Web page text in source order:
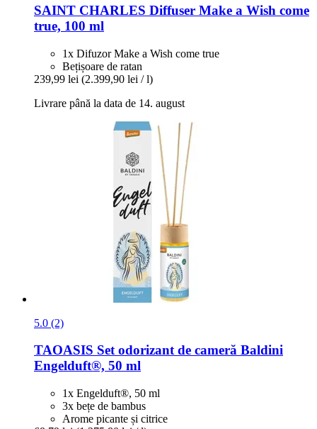
SAINT CHARLES Diffuser Make a Wish come
true, 100 ml
1x Difuzor Make a Wish come true
Bețișoare de ratan
239,99 lei (2.399,90 lei / l)
Livrare până la data de 14. august
5.0 (2)
TAOASIS Set odorizant de cameră Baldini
Engelduft®, 50 ml
1x Engelduft®, 50 ml
3x bețe de bambus
Arome picante și citrice